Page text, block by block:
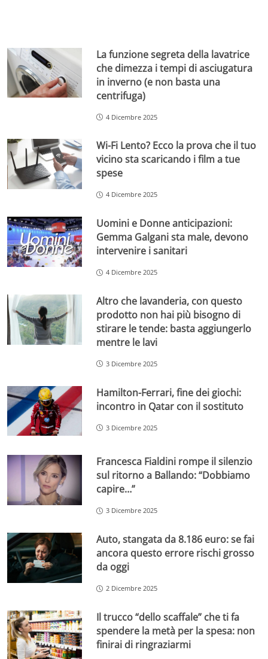
La funzione segreta della lavatrice
che dimezza i tempi di asciugatura
in inverno (e non basta una
centrifuga)
4 Dicembre 2025
Wi-Fi Lento? Ecco la prova che il tuo
vicino sta scaricando i film a tue
spese
4 Dicembre 2025
Uomini e Donne anticipazioni:
Gemma Galgani sta male, devono
intervenire i sanitari
4 Dicembre 2025
Altro che lavanderia, con questo
prodotto non hai più bisogno di
stirare le tende: basta aggiungerlo
mentre le lavi
3 Dicembre 2025
Hamilton-Ferrari, fine dei giochi:
incontro in Qatar con il sostituto
3 Dicembre 2025
Francesca Fialdini rompe il silenzio
sul ritorno a Ballando: “Dobbiamo
capire…”
3 Dicembre 2025
Auto, stangata da 8.186 euro: se fai
ancora questo errore rischi grosso
da oggi
2 Dicembre 2025
Il trucco “dello scaffale” che ti fa
spendere la metà per la spesa: non
finirai di ringraziarmi